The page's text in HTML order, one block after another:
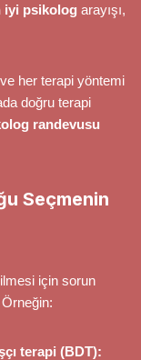
iyi psikolog arayışı,
her terapi yöntemi
doğru terapi
randevusu
Seçmenin
için sorun
terapi (BDT):